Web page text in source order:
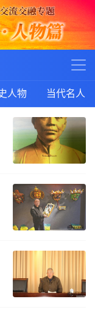
人物 当代名人